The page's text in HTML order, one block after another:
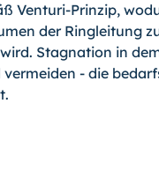
Venturi-Prinzip,
der Ringleitung
Stagnation in
- die